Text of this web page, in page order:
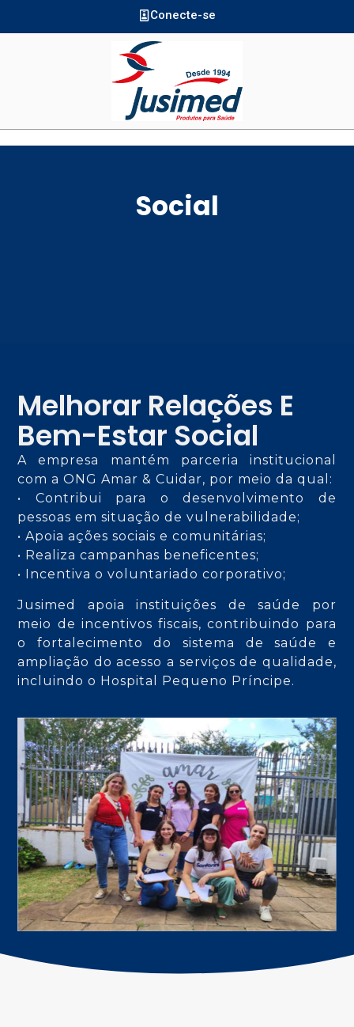
Conecte-se
Social
Melhorar Relações E
Bem-Estar Social
A empresa mantém parceria institucional
com a ONG Amar & Cuidar, por meio da qual:
• Contribui para o desenvolvimento de
pessoas em situação de vulnerabilidade;
• Apoia ações sociais e comunitárias;
• Realiza campanhas beneficentes;
• Incentiva o voluntariado corporativo;
Jusimed apoia instituições de saúde por
meio de incentivos fiscais, contribuindo para
o fortalecimento do sistema de saúde e
ampliação do acesso a serviços de qualidade,
incluindo o Hospital Pequeno Príncipe.